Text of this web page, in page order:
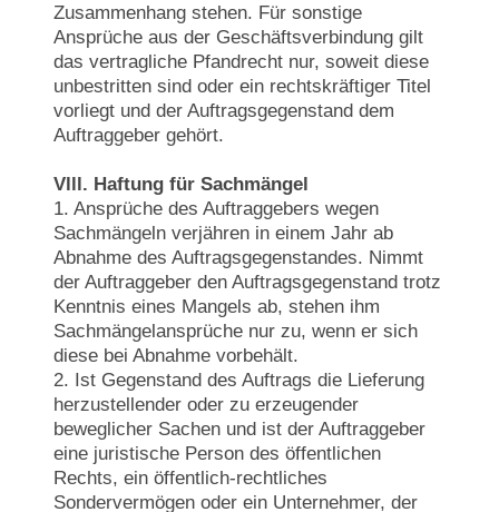
Zusammenhang stehen. Für sonstige
Ansprüche aus der Geschäftsverbindung gilt
das vertragliche Pfandrecht nur, soweit diese
unbestritten sind oder ein rechtskräftiger Titel
vorliegt und der Auftragsgegenstand dem
Auftraggeber gehört.
Vlll. Haftung für Sachmängel
1. Ansprüche des Auftraggebers wegen
Sachmängeln verjähren in einem Jahr ab
Abnahme des Auftragsgegenstandes. Nimmt
der Auftraggeber den Auftragsgegenstand trotz
Kenntnis eines Mangels ab, stehen ihm
Sachmängelansprüche nur zu, wenn er sich
diese bei Abnahme vorbehält.
2. Ist Gegenstand des Auftrags die Lieferung
herzustellender oder zu erzeugender
beweglicher Sachen und ist der Auftraggeber
eine juristische Person des öffentlichen
Rechts, ein öffentlich-rechtliches
Sondervermögen oder ein Unternehmer, der